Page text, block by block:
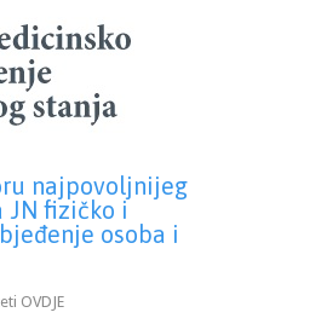
najpovoljnijeg
JN fizičko i
osoba i
OVDJE